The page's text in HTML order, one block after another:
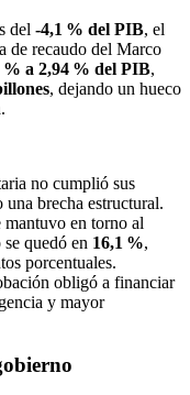
del ‑4,1 % del PIB, el
de recaudo del Marco
% a 2,94 % del PIB,
, dejando un hueco
no cumplió sus
brecha estructural.
mantuvo en torno al
quedó en 16,1 %,
porcentuales.
obligó a financiar
y mayor